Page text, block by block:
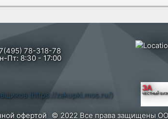
78-318-78
Пт: 8:30 - 17:00
ЗА
ЧЕСТНЫЙ
офертой © 2022 Все права защищены